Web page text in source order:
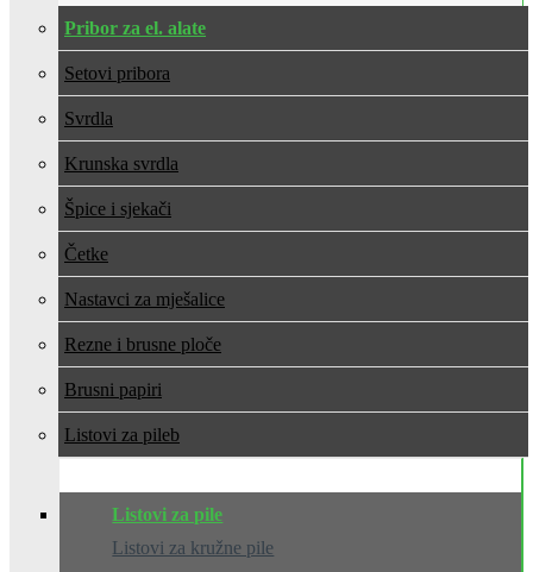
Pribor za el. alate
Setovi pribora
Svrdla
Krunska svrdla
Špice i sjekači
Četke
Nastavci za mješalice
Rezne i brusne ploče
Brusni papiri
Listovi za pile
Listovi za pile
Listovi za kružne pile